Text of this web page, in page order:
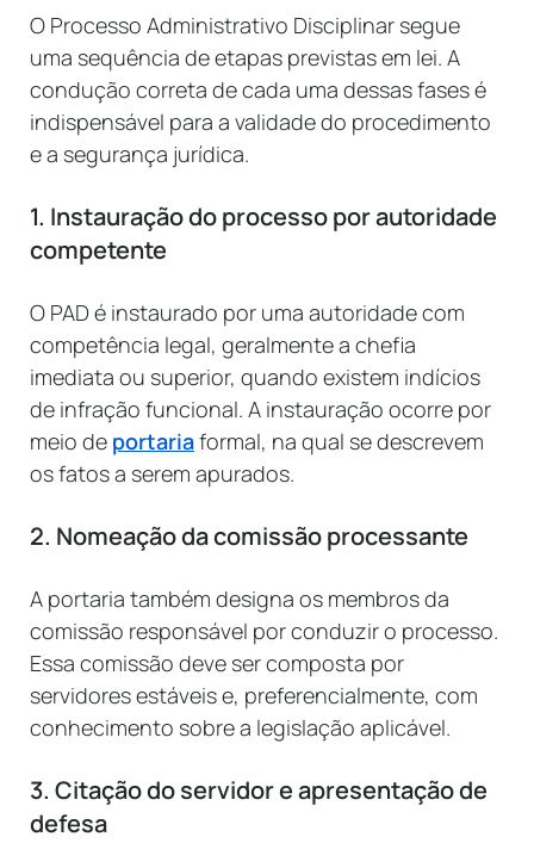
O Processo Administrativo Disciplinar segue
uma sequência de etapas previstas em lei. A
condução correta de cada uma dessas fases é
indispensável para a validade do procedimento
e a segurança jurídica.
1. Instauração do processo por autoridade
competente
O PAD é instaurado por uma autoridade com
competência legal, geralmente a chefia
imediata ou superior, quando existem indícios
de infração funcional. A instauração ocorre por
meio de portariaformal, na qual se descrevem
os fatos a serem apurados.
2. Nomeação da comissão processante
A portaria também designa os membros da
comissão responsável por conduzir o processo.
Essa comissão deve ser composta por
servidores estáveis e, preferencialmente, com
conhecimento sobre a legislação aplicável.
3. Citação do servidor e apresentação de
defesa